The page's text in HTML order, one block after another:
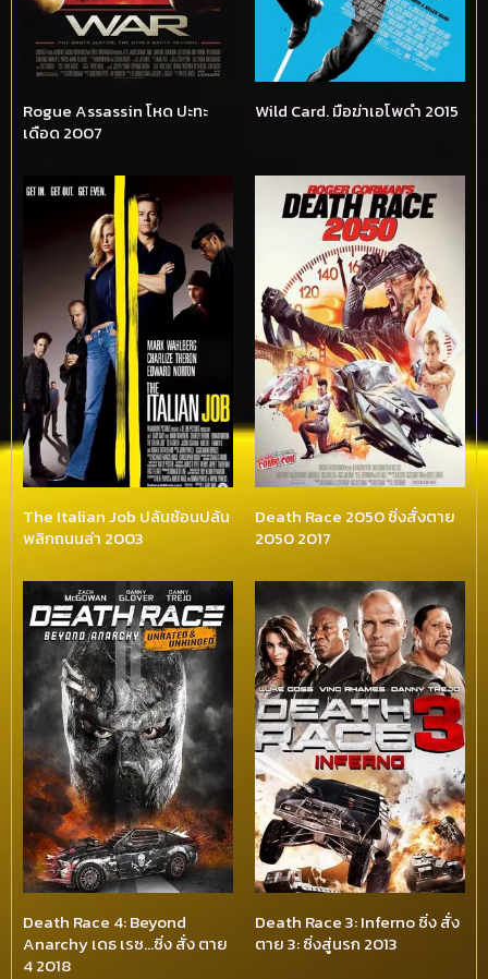
Rogue Assassin โหด ปะทะ
เดือด 2007
Wild Card. มือฆ่าเอโพดำ 2015
The Italian Job ปล้นซ้อนปล้น
พลิกถนนล่า 2003
Death Race 2050 ซิ่งสั่งตาย
2050 2017
Death Race 4: Beyond
Anarchy เดธ เรซ…ซิ่ง สั่ง ตาย
4 2018
Death Race 3: Inferno ซิ่ง สั่ง
ตาย 3: ซิ่งสู่นรก 2013